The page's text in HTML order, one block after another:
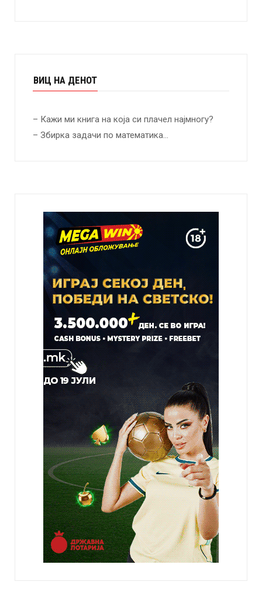
ВИЦ НА ДЕНОТ
– Кажи ми книга на која си плачел најмногу?
– Збирка задачи по математика…